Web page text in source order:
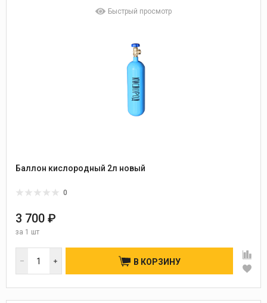
Быстрый просмотр
Баллон кислородный 2л новый
0
3 700 ₽
за 1 шт
В КОРЗИНУ